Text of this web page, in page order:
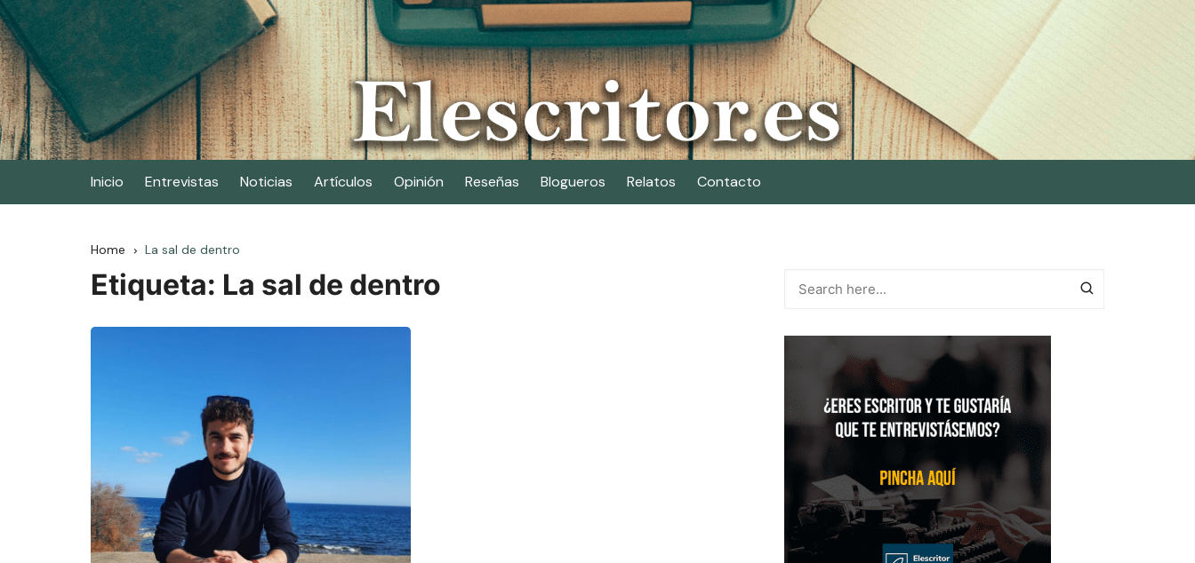
Skip
to
content
Elescritor.es
El periódico digital de los escritores
Inicio Entrevistas Noticias Artículos Opinión Reseñas Blogueros Relatos Contacto
Home La sal de dentro
Etiqueta: La sal de dentro